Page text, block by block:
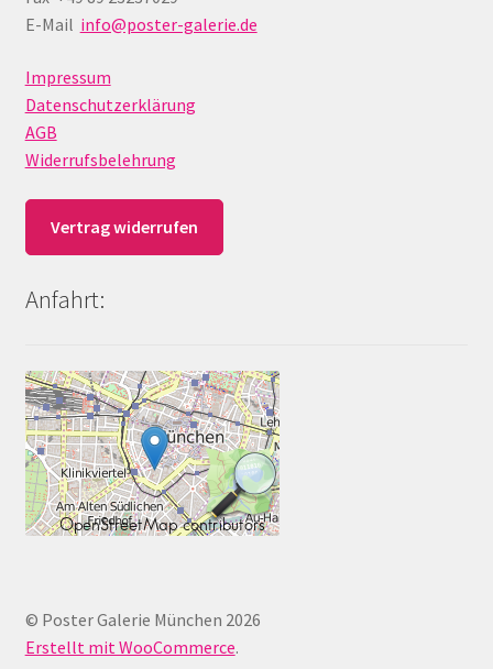
E-Mail info@poster-galerie.de
Impressum
Datenschutzerklärung
AGB
Widerrufsbelehrung
Vertrag widerrufen
Anfahrt:
© Poster Galerie München 2026
Erstellt mit WooCommerce.